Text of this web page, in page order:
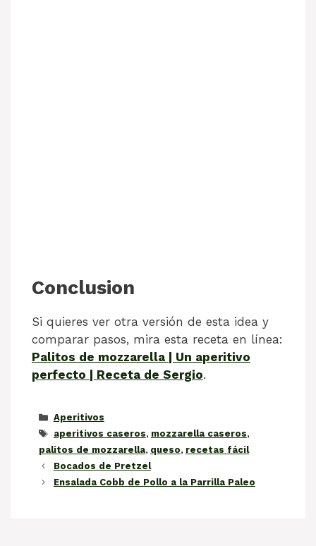
Conclusion
Si quieres ver otra versión de esta idea y
comparar pasos, mira esta receta en línea:
Palitos de mozzarella | Un aperitivo
perfecto | Receta de Sergio.
Categorías
Aperitivos
Etiquetas
aperitivos caseros, mozzarella caseros,
palitos de mozzarella, queso, recetas fácil
Bocados de Pretzel
Ensalada Cobb de Pollo a la Parrilla Paleo